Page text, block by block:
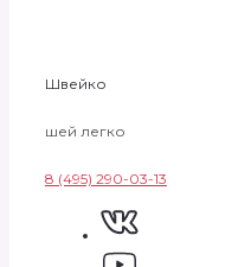
Швейко
шей легко
8 (495) 290-03-13